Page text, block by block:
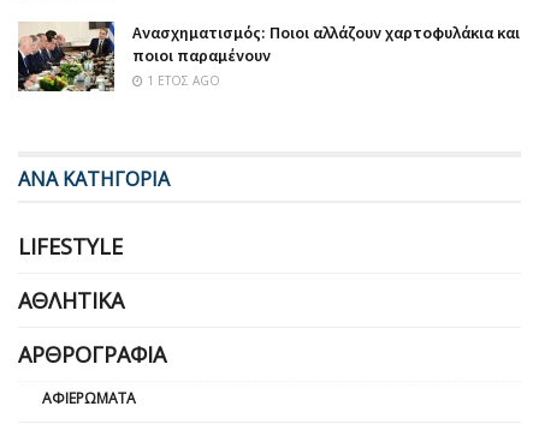
Ανασχηματισμός: Ποιοι αλλάζουν χαρτοφυλάκια και
ποιοι παραμένουν
1 ΈΤΟΣ AGO
ΑΝΑ ΚΑΤΗΓΟΡΙΑ
LIFESTYLE
ΑΘΛΗΤΙΚΆ
ΑΡΘΡΟΓΡΑΦΊΑ
ΑΦΙΕΡΏΜΑΤΑ